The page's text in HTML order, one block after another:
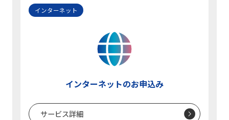
インターネット
インターネットのお申込み
サービス詳細